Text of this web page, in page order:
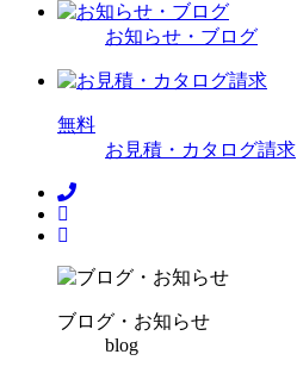
お知らせ・ブログ
無料
お見積・カタログ請求
ブログ・お知らせ
blog